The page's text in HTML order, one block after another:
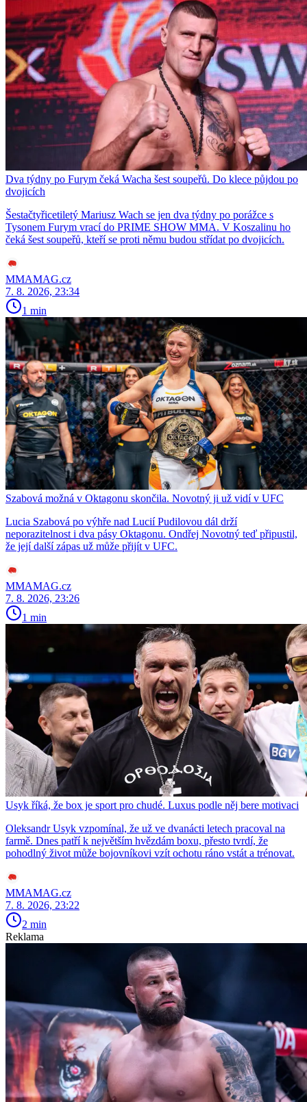
Dva týdny po Furym čeká Wacha šest soupeřů. Do klece půjdou po
dvojicích
Šestačtyřicetiletý Mariusz Wach se jen dva týdny po porážce s
Tysonem Furym vrací do PRIME SHOW MMA. V Koszalinu ho
čeká šest soupeřů, kteří se proti němu budou střídat po dvojicích.
MMAMAG.cz
7. 8. 2026, 23:34
1 min
Szabová možná v Oktagonu skončila. Novotný ji už vidí v UFC
Lucia Szabová po výhře nad Lucií Pudilovou dál drží
neporazitelnost i dva pásy Oktagonu. Ondřej Novotný teď připustil,
že její další zápas už může přijít v UFC.
MMAMAG.cz
7. 8. 2026, 23:26
1 min
Usyk říká, že box je sport pro chudé. Luxus podle něj bere motivaci
Oleksandr Usyk vzpomínal, že už ve dvanácti letech pracoval na
farmě. Dnes patří k největším hvězdám boxu, přesto tvrdí, že
pohodlný život může bojovníkovi vzít ochotu ráno vstát a trénovat.
MMAMAG.cz
7. 8. 2026, 23:22
2 min
Reklama